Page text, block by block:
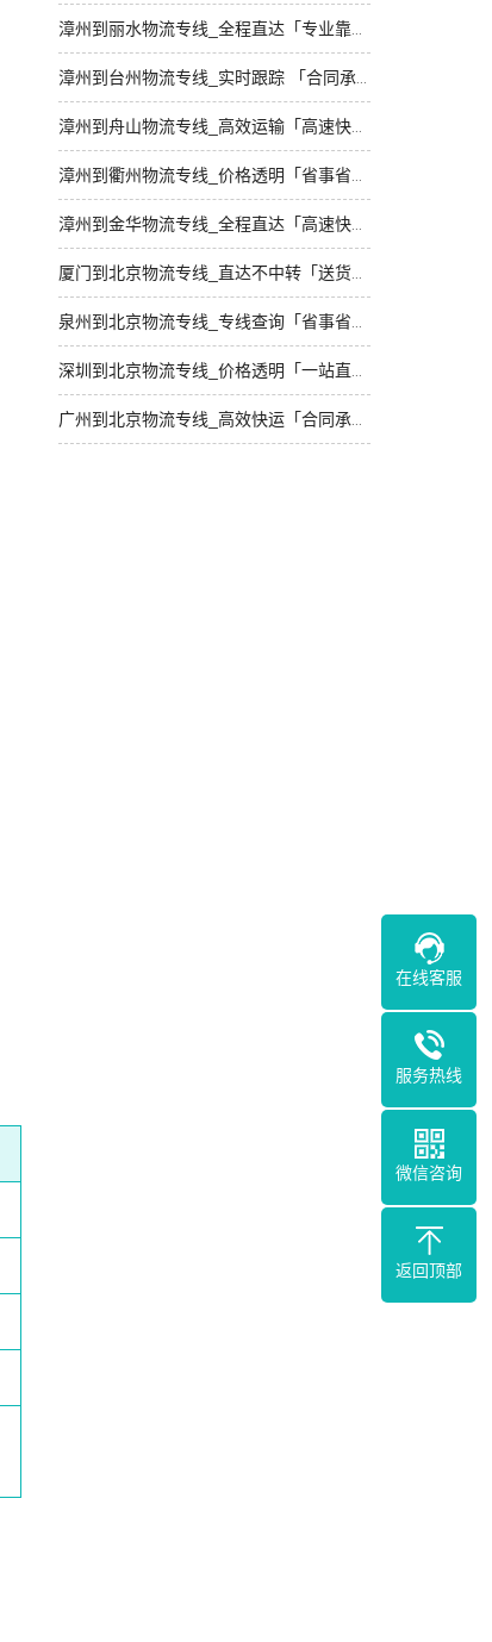
漳州到丽水物流专线_全程直达「专业靠谱」
漳州到台州物流专线_实时跟踪 「合同承运」
漳州到舟山物流专线_高效运输「高速快运」
漳州到衢州物流专线_价格透明「省事省心」
漳州到金华物流专线_全程直达「高速快运」
厦门到北京物流专线_直达不中转「送货到门」
泉州到北京物流专线_专线查询「省事省心」
深圳到北京物流专线_价格透明「一站直达」
广州到北京物流专线_高效快运「合同承运」
在线客服
服务热线
微信咨询
返回顶部